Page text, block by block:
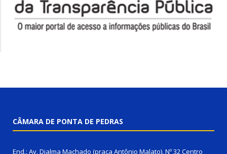
CÂMARA DE PONTA DE PEDRAS
End.: Av. Djalma Machado (praça Antônio Malato), Nº 32 Centro